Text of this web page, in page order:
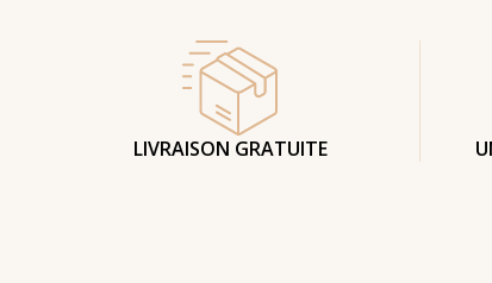
LIVRAISON GRATUITE